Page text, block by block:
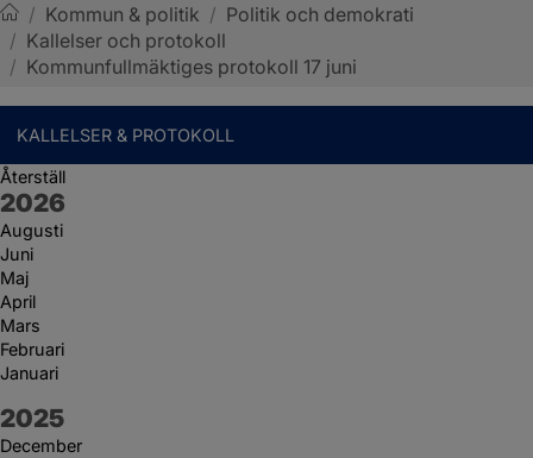
Sotenäs kommun
/ Kommun & politik / Politik och demokrati
/ Kallelser och protokoll
/ Kommunfullmäktiges protokoll 17 juni
KALLELSER & PROTOKOLL
Återställ
År:
2026
Augusti
Juni
Maj
April
Mars
Februari
Januari
År:
2025
December